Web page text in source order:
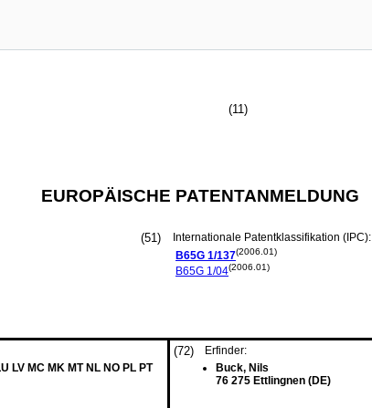
(11)
EUROPÄISCHE PATENTANMELDUNG
(51)
Internationale Patentklassifikation (IPC):
B65G 1/137(2006.01)
B65G 1/04(2006.01)
LV MC MK MT NL NO PL PT
(72)
Erfinder:
Buck, Nils
76 275 Ettlingnen (DE)